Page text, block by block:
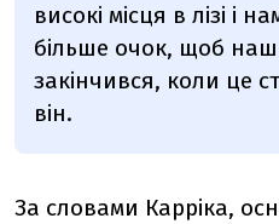
високі місця в лізі і
більше очок, щоб наш
закінчився, коли це
він.
За словами Карріка,